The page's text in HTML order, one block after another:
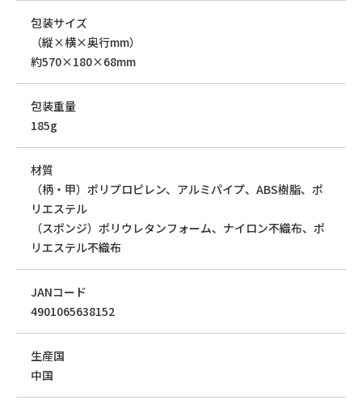
包装サイズ
（縦×横×奥行mm）
約570×180×68mm
包装重量
185g
材質
（柄・甲）ポリプロピレン、アルミパイプ、ABS樹脂、ポ
リエステル
（スポンジ）ポリウレタンフォーム、ナイロン不織布、ポ
リエステル不織布
JANコード
4901065638152
生産国
中国